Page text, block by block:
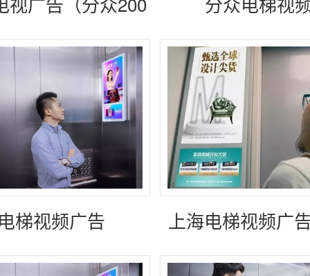
梯视频广告
上海电梯视频广